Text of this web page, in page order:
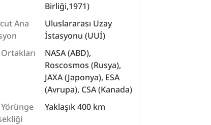
Birliği,1971)
Ana
Uluslararası Uzay
İstasyonu (UUİ)
NASA (ABD),
Roscosmos (Rusya),
JAXA (Japonya), ESA
(Avrupa), CSA (Kanada)
Yaklaşık 400 km